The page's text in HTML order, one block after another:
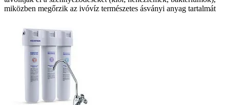
miközben megőrzik az ivóvíz természetes ásványi anyag tartalmát